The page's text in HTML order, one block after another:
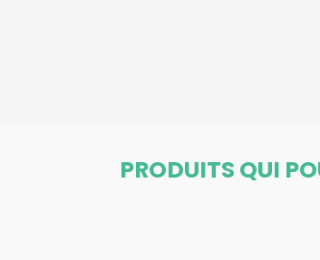
PRODUITS QUI